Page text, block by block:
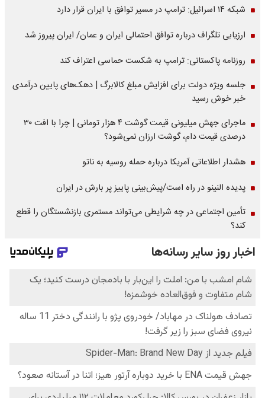
شبکه ۱۴ اسرائیل: ترامپ در مسیر توافق با ایران قرار دارد
ارزیابی تلگراف درباره توافق احتمالی ایران و عمان/ ایران پیروز شد
روزنامه پاکستانی: ترامپ به شکست حماسی اعتراف کند
جلسه ویژه دولت برای افزایش مبلغ کالابرگ | دهک‌های پایین درآمدی
خبر خوش رسید
ماجرای جهش میلیونی قیمت گوشت ۴ هزار تومانی | چرا با افت ۳۰
درصدی قیمت دام، گوشت ارزان نمی‌شود؟
هشدار اطلاعاتی آمریکا درباره حمله روسیه به ناتو
پدیده النینو در راه است/پیش‌بینی پاییز پر بارش در ایران
تأمین اجتماعی در چه شرایطی می‌تواند مستمری بازنشستگان را قطع
کند؟